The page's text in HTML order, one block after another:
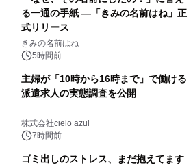
る一通の手紙 ―「きみの名前はね」正
式リリース
きみの名前はね
5時間前
主婦が「10時から16時まで」で働ける
派遣求人の実態調査を公開
株式会社cielo azul
7時間前
ゴミ出しのストレス、まだ抱えてます